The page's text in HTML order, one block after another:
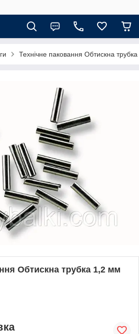
Технічне паковання Обтискна
Обтискна трубка 1,2 мм